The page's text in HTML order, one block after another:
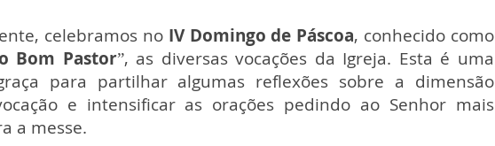
celebramos no IV Domingo de Páscoa, conhecido como
Bom Pastor”, as diversas vocações da Igreja. Esta é uma
para partilhar algumas reflexões sobre a dimensão
e intensificar as orações pedindo ao Senhor mais
a messe.